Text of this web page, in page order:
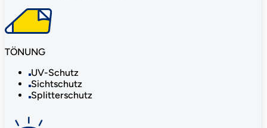
TÖNUNG
UV-Schutz
Sichtschutz
Splitterschutz